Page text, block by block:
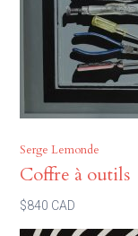
Serge Lemonde
Coffre à outils
$840 CAD